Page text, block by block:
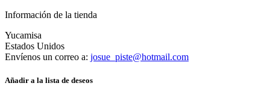
Información de la tienda
Yucamisa
Estados Unidos
Envíenos un correo a: josue_piste@hotmail.com
Añadir a la lista de deseos